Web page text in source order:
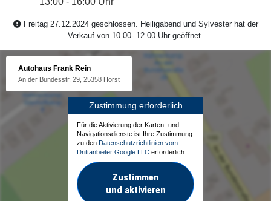
Freitag 27.12.2024 geschlossen. Heiligabend und Sylvester hat der
Verkauf von 10.00-.12.00 Uhr geöffnet.
Autohaus Frank Rein
An der Bundesstr. 29, 25358 Horst
Zustimmung erforderlich
Für die Aktivierung der Karten- und
Navigationsdienste ist Ihre Zustimmung
zu den Datenschutzrichtlinien vom
Drittanbieter Google LLC erforderlich.
Zustimmen
und aktivieren